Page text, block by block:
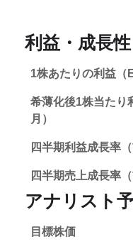
利益・成長性
1株あたりの利益（
希薄化後1株当たり
月）
四半期利益成長率（
四半期売上成長率（
アナリスト
目標株価